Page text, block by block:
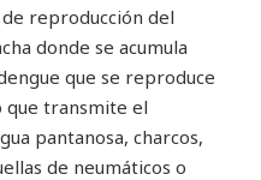
reproducción del
donde se acumula
que se reproduce
que transmite el
pantanosa, charcos,
de neumáticos o